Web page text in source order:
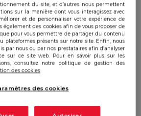
avoir accès et se déplaçait une
exploitées.
ensuite peu à peu
à la découverte de
sols. Les premières grandes
d’ailleurs basées sur le
à leurs besoins
du site, et d’autres nous permettent
sur la manière dont vous interagissez avec
et de personnaliser votre expérience de
également des cookies afin de vous proposer de
pour vous permettre de partager du contenu
plateformes présents sur notre site. Enfin, nous
par nous ou par nos prestataires afin d’analyser
sur ce site web. Pour en savoir plus sur les
consultez notre politique de gestion des
des cookies
des cookies